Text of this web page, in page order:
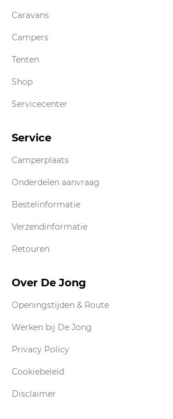
Caravans
Campers
Tenten
Shop
Servicecenter
Service
Camperplaats
Onderdelen aanvraag
Bestelinformatie
Verzendinformatie
Retouren
Over De Jong
Openingstijden & Route
Werken bij De Jong
Privacy Policy
Cookiebeleid
Disclaimer